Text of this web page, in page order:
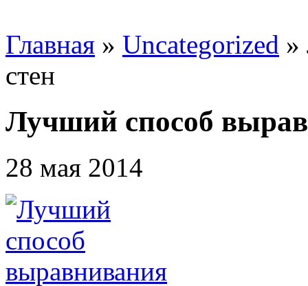
Главная » Uncategorized »
стен
Лучший способ
28 мая 2014